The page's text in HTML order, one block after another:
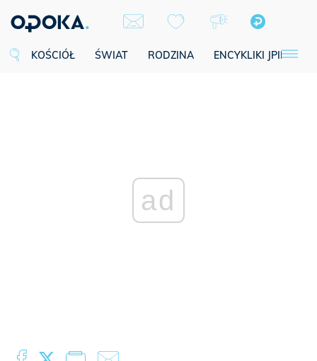
KOŚCIÓŁ ŚWIAT RODZINA ENCYKLIKI JPII
ad